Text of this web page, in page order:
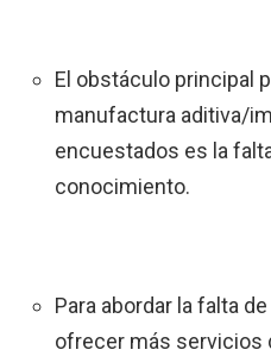
El obstáculo principal
manufactura aditiva/
encuestados es la
conocimiento.
Para abordar la falta
ofrecer más servicios